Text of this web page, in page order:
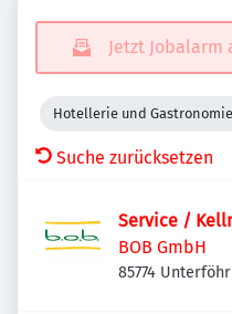
Jetzt Jobalarm
Hotellerie und Gastronomie
Suche zurücksetzen
Service /
BOB GmbH
85774